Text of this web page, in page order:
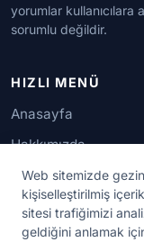
Web sitemizde
kişiselleştirilmiş
sitesi trafiğimizi
geldiğini anlamak
yorumlar kullanıcılara
sorumlu değildir.
HIZLI MENÜ
Anasayfa
Hakkımızda
İletişim
YASAL KORUMA